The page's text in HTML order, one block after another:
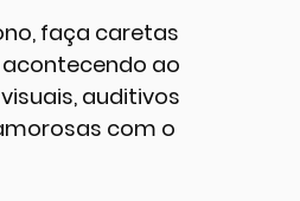
faça caretas
ao
auditivos
com o